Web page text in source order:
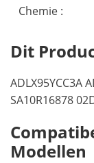
Chemie :
Dit
ADLX95YCC3A
SA10R16878
Modellen